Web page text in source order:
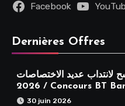
Facebook
Dernières Offres
لانتداب عديد الاختصاصات
2026 / Concours BT
30 juin 2026